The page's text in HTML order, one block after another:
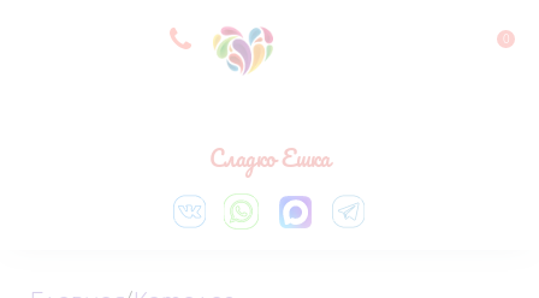
8 927 083 33 05 0
Сладко Ешка